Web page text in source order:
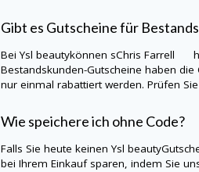
Gibt es Gutscheine für
BeiYsl beautykönnen sChris Farrell hl
Bestandskunden-Gutscheine haben
nur einmal rabattiert werden. Prüfen
Wie speichere ich ohne Code?
Falls Sie heute keinenYsl beauty
bei Ihrem Einkauf sparen, indem Sie